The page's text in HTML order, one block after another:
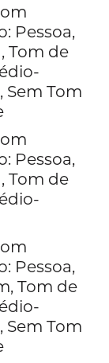
Pessoa,
Tom de
Sem Tom
Pessoa,
Tom de
Pessoa,
Tom de
Sem Tom